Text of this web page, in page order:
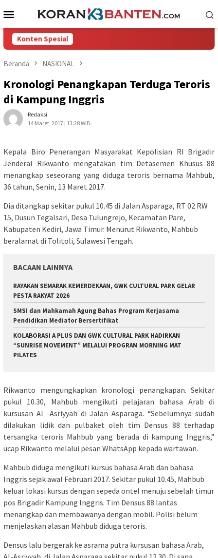
ke
Menu
Mobile
Konten Spesial
Beranda NASIONAL
Kronologi Penangkapan Terduga Teroris
di Kampung Inggris
Redaksi
14 Maret, 2017 | 13:28 WIB
Kepala Biro Penerangan Masyarakat Kepolisian RI Brigadir
Jenderal Rikwanto mengatakan tim Detasemen Khusus 88
menangkap seseorang yang diduga teroris bernama Mahbub,
36 tahun, Senin, 13 Maret 2017.
Dia ditangkap sekitar pukul 10.45 di Jalan Asparaga, RT 02 RW
15, Dusun Tegalsari, Desa Tulungrejo, Kecamatan Pare,
Kabupaten Kediri, Jawa Timur. Menurut Rikwanto, Mahbub
beralamat di Tolitoli, Sulawesi Tengah.
BACAAN LAINNYA
RAYAKAN SEMARAK KEMERDEKAAN, GWK CULTURAL PARK GELAR
PESTA RAKYAT 2026
SMSI dan Mahkamah Agung Bahas Program Kerjasama
Pendidikan Mediator Bersertifikat
KOLABORASI A PLUS DAN GWK CULTURAL PARK HADIRKAN
“SUNRISE MOVEMENT” MELALUI PROGRAM MORNING MAT
PILATES
Rikwanto mengungkapkan kronologi penangkapan. Sekitar
pukul 10.30, Mahbub mengikuti pelajaran bahasa Arab di
kursusan Al -Asriyyah di Jalan Asparaga. “Sebelumnya sudah
dilakukan lidik dan pulbaket oleh tim Densus 88 terhadap
tersangka teroris Mahbub yang berada di kampung Inggris,”
ucap Rikwanto melalui pesan WhatsApp kepada wartawan.
Mahbub diduga mengikuti kursus bahasa Arab dan bahasa
Inggris sejak awal Februari 2017. Sekitar pukul 10.45, Mahbub
keluar lokasi kursus dengan sepeda ontel menuju sebelah timur
pos Brigadir Kampung Inggris. Tim Densus 88 lantas
menangkap dan membawanya dengan mobil. Polisi belum
menjelaskan alasan Mahbub diduga teroris.
Densus lalu bergerak ke asrama putra kursusan bahasa Arab,